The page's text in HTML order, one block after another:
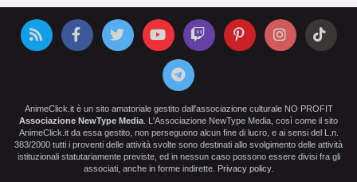
AnimeClick.it è un sito amatoriale gestito dall'associazione culturale NO PROFIT
Associazione NewType Media . L'Associazione NewType Media, così come il sito
AnimeClick.it da essa gestito, non perseguono alcun fine di lucro, e ai sensi del L.n.
383/2000 tutti i proventi delle attività svolte sono destinati allo svolgimento delle attività
istituzionali statutariamente previste, ed in nessun caso possono essere divisi fra gli
associati, anche in forme indirette. Privacy policy.